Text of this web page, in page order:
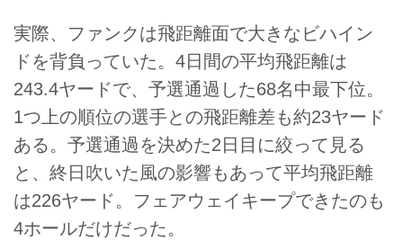
実際、ファンクは飛距離面で大きなビハイン
ドを背負っていた。4日間の平均飛距離は
243.4ヤードで、予選通過した68名中最下位。
1つ上の順位の選手との飛距離差も約23ヤード
ある。予選通過を決めた2日目に絞って見る
と、終日吹いた風の影響もあって平均飛距離
は226ヤード。フェアウェイキープできたのも
4ホールだけだった。